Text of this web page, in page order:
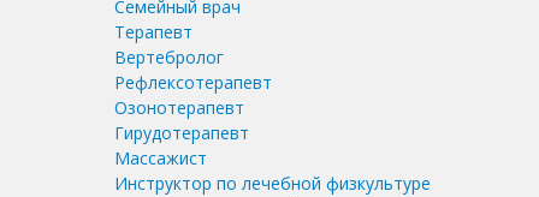
Семейный врач
Терапевт
Вертебролог
Рефлексотерапевт
Озонотерапевт
Гирудотерапевт
Массажист
Инструктор по лечебной физкультуре